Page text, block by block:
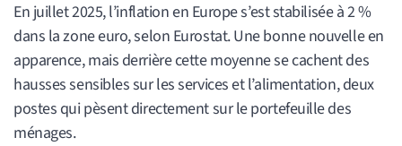
En juillet 2025, l’inflation en Europe s’est stabilisée à 2 %
dans la zone euro, selon Eurostat. Une bonne nouvelle en
apparence, mais derrière cette moyenne se cachent des
hausses sensibles sur les services et l’alimentation, deux
postes qui pèsent directement sur le portefeuille des
ménages.